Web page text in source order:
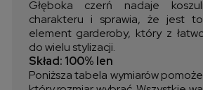
Głęboka czerń nadaje
charakteru i sprawia, że jest
element garderoby, który z
do wielu stylizacji.
Skład: 100% len
Poniższa tabela wymiarów